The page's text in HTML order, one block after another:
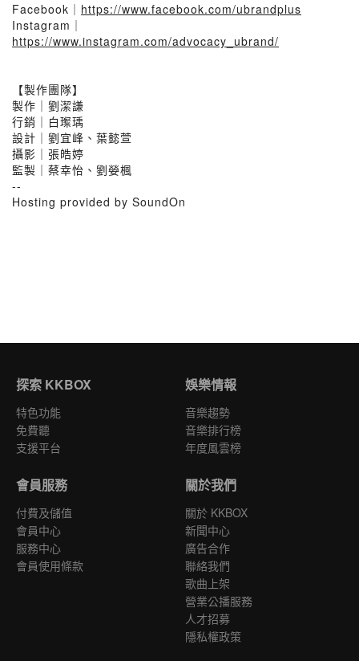
Facebook｜ https://www.facebook.com/ubrandplus
Instagram｜
https://www.instagram.com/advocacy_ubrand/
【製作團隊】
製作｜劉潔謙
行銷｜白璨瑀
設計｜劉宜峰、葉懿萱
攝影｜張皓婷
監製｜蔡幸怡、劉嫈楓
--
Hosting provided by SoundOn
探索 KKBOX
特色功能
免費聽
支援平台
娛樂情報
音樂趨勢
音樂排行榜
年度風雲榜
會員服務
付費及儲值
會員中心
服務中心
會員使用條款
關於我們
關於 KKBOX
新聞中心
廣告合作
聯絡我們
歌曲上架
營業公播服務
人才招募
隱私權政策